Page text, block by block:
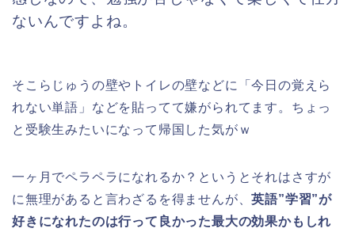
ないんですよね。
そこらじゅうの壁やトイレの壁などに「今日の覚えら
れない単語」などを貼ってて嫌がられてます。ちょっ
と受験生みたいになって帰国した気がｗ
一ヶ月でペラペラになれるか？というとそれはさすが
に無理があると言わざるを得ませんが、英語”学習”が
好きになれたのは行って良かった最大の効果かもしれ